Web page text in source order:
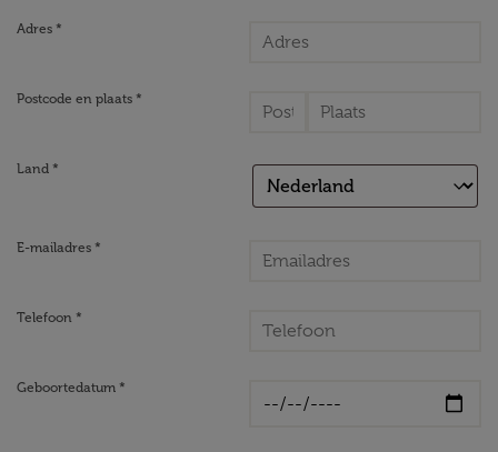
Adres *
Postcode en plaats *
Land *
E-mailadres *
Telefoon *
Geboortedatum *